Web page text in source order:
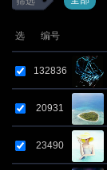
选 编号
132836
20931
23490